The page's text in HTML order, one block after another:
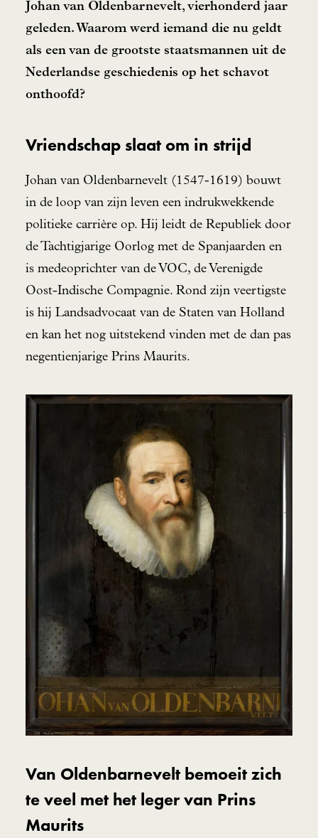
Johan van Oldenbarnevelt, vierhonderd jaar
geleden. Waarom werd iemand die nu geldt
als een van de grootste staatsmannen uit de
Nederlandse geschiedenis op het schavot
onthoofd?
Vriendschap slaat om in strijd
Johan van Oldenbarnevelt (1547-1619) bouwt
in de loop van zijn leven een indrukwekkende
politieke carrière op. Hij leidt de Republiek door
de Tachtigjarige Oorlog met de Spanjaarden en
is medeoprichter van de VOC, de Verenigde
Oost-Indische Compagnie. Rond zijn veertigste
is hij Landsadvocaat van de Staten van Holland
en kan het nog uitstekend vinden met de dan pas
negentienjarige Prins Maurits.
Van Oldenbarnevelt bemoeit zich
te veel met het leger van Prins
Maurits